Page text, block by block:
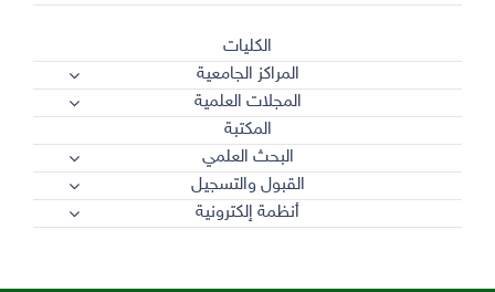
الكليات
المراكز الجامعية
المجلات العلمية
المكتبة
البحث العلمي
القبول والتسجيل
أنظمة إلكترونية